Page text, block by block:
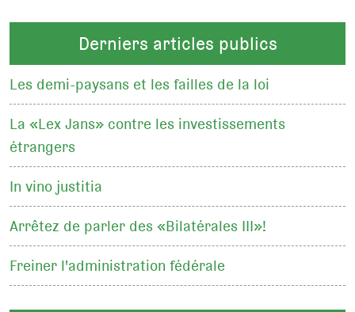
Derniers articles publics
Les demi-paysans et les failles de la loi
La «Lex Jans» contre les investissements
étrangers
In vino justitia
Arrêtez de parler des «Bilatérales III»!
Freiner l'administration fédérale